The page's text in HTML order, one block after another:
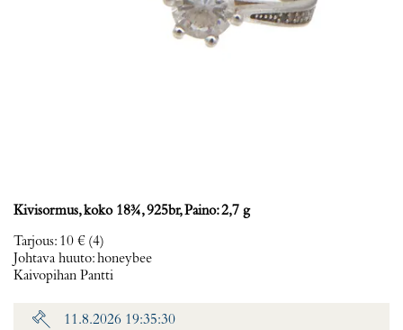
Kivisormus, koko 18¾, 925br, Paino: 2,7 g
Tarjous: 10 € (4)
Johtava huuto:honeybee
Kaivopihan Pantti
11.8.2026 19:35:30